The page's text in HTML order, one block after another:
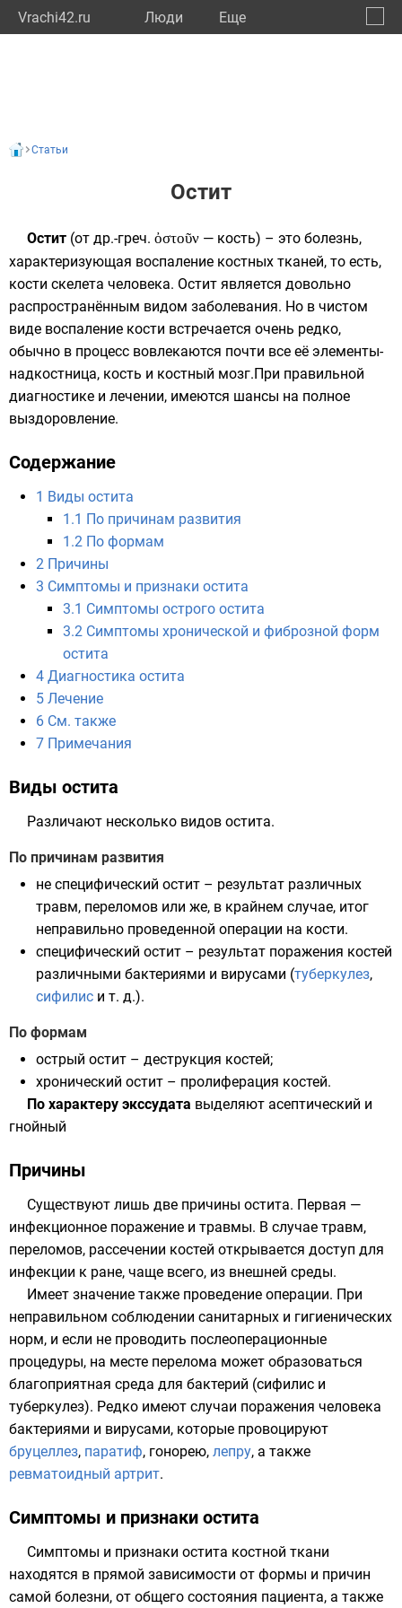
Vrachi42.ru Люди Eще
Статьи
Остит
Остит (от др.-греч. ὀστοῦν — кость) – это болезнь,
характеризующая воспаление костных тканей, то есть,
кости скелета человека. Остит является довольно
распространённым видом заболевания. Но в чистом
виде воспаление кости встречается очень редко,
обычно в процесс вовлекаются почти все её элементы-
надкостница, кость и костный мозг.При правильной
диагностике и лечении, имеются шансы на полное
выздоровление.
Содержание
1 Виды остита
1.1 По причинам развития
1.2 По формам
2 Причины
3 Симптомы и признаки остита
3.1 Симптомы острого остита
3.2 Симптомы хронической и фиброзной форм
остита
4 Диагностика остита
5 Лечение
6 См. также
7 Примечания
Виды остита
Различают несколько видов остита.
По причинам развития
не специфический остит – результат различных
травм, переломов или же, в крайнем случае, итог
неправильно проведенной операции на кости.
специфический остит – результат поражения костей
различными бактериями и вирусами (туберкулез,
сифилис и т. д.).
По формам
острый остит – деструкция костей;
хронический остит – пролиферация костей.
По характеру экссудата выделяют асептический и
гнойный
Причины
Существуют лишь две причины остита. Первая —
инфекционное поражение и травмы. В случае травм,
переломов, рассечении костей открывается доступ для
инфекции к ране, чаще всего, из внешней среды.
Имеет значение также проведение операции. При
неправильном соблюдении санитарных и гигиенических
норм, и если не проводить послеоперационные
процедуры, на месте перелома может образоваться
благоприятная среда для бактерий (сифилис и
туберкулез). Редко имеют случаи поражения человека
бактериями и вирусами, которые провоцируют
бруцеллез, паратиф, гонорею, лепру, а также
ревматоидный артрит.
Симптомы и признаки остита
Симптомы и признаки остита костной ткани
находятся в прямой зависимости от формы и причин
самой болезни, от общего состояния пациента, а также